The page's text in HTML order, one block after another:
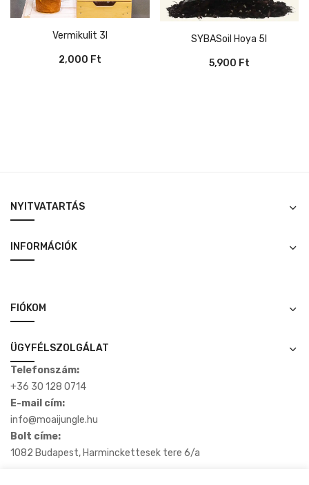
Vermikulit 3l
2,000 Ft
SYBASoil Hoya 5l
5,900 Ft
NYITVATARTÁS
INFORMÁCIÓK
FIÓKOM
ÜGYFÉLSZOLGÁLAT
Telefonszám:
+36 30 128 0714
E-mail cím:
info@moaijungle.hu
Bolt címe:
1082 Budapest, Harminckettesek tere 6/a